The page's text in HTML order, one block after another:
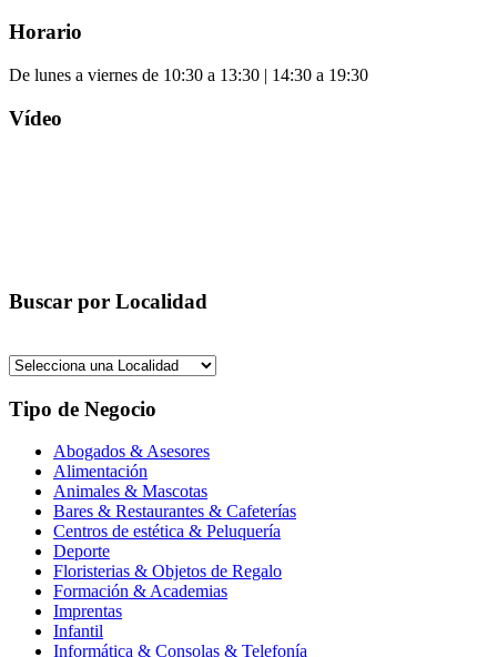
Horario
De lunes a viernes de 10:30 a 13:30 | 14:30 a 19:30
Vídeo
Buscar por Localidad
Tipo de Negocio
Abogados & Asesores
Alimentación
Animales & Mascotas
Bares & Restaurantes & Cafeterías
Centros de estética & Peluquería
Deporte
Floristerias & Objetos de Regalo
Formación & Academias
Imprentas
Infantil
Informática & Consolas & Telefonía